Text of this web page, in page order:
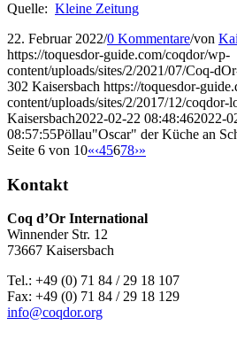
Quelle: Kleine Zeitung
22. Februar 2022/0 Kommentare/von
https://toquesdor-guide.com/coqdor/wp-
content/uploads/sites/2/2021/07/Coq-
302 Kaisersbach https://toquesdor-
content/uploads/sites/2/2017/12/coqdor-
Kaisersbach2022-02-22 08:48:462022-
08:57:55Pöllau"Oscar" der Küche an
Seite 6 von 10«‹45678›»
Kontakt
Coq d’Or International
Winnender Str. 12
73667 Kaisersbach
Tel.: +49 (0) 71 84 / 29 18 107
Fax: +49 (0) 71 84 / 29 18 129
info@coqdor.org